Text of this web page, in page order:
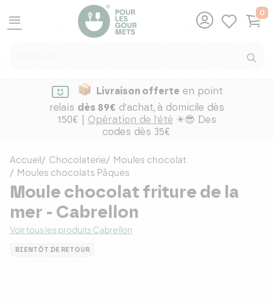
menu
0
Livraison offerte en point
relais dès 89€ d'achat, à domicile dès
150€ | Opération de l'été ☀😎 Des
codes dès 35€
Accueil Chocolaterie
Moules chocolat
Moules chocolats Pâques
Moule chocolat friture de la
mer - Cabrellon
Voir tous les produits Cabrellon
BIENTÔT DE RETOUR